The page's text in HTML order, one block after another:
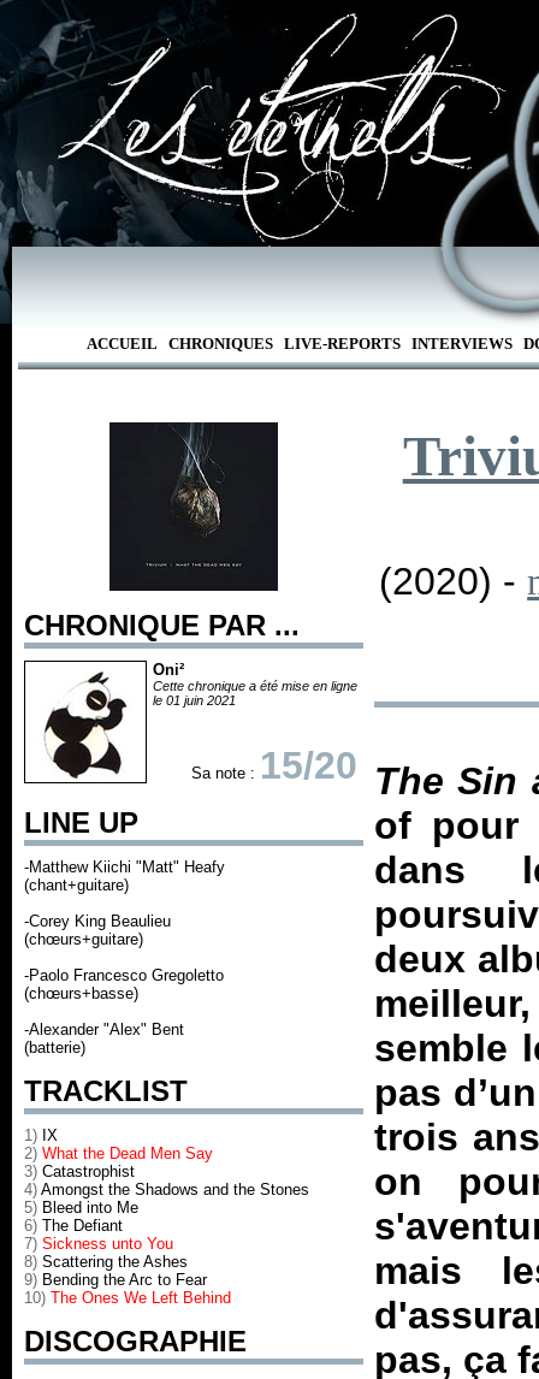
ACCUEIL CHRONIQUES LIVE-REPORTS INTERVIEWS
CHRONIQUE PAR ...
Oni²
Cette chronique a été mise en ligne
le 01 juin 2021
Sa note : 15/20
LINE UP
-Matthew Kiichi "Matt" Heafy
(chant+guitare)
-Corey King Beaulieu
(chœurs+guitare)
-Paolo Francesco Gregoletto
(chœurs+basse)
-Alexander "Alex" Bent
(batterie)
TRACKLIST
1) IX
2) What the Dead Men Say
3) Catastrophist
4) Amongst the Shadows and the Stones
5) Bleed into Me
6) The Defiant
7) Sickness unto You
8) Scattering the Ashes
9) Bending the Arc to Fear
10) The Ones We Left Behind
DISCOGRAPHIE
(2020) -
The Sin
of pour
dans
deux
semble
pas
trois
on
mais
pas, ça